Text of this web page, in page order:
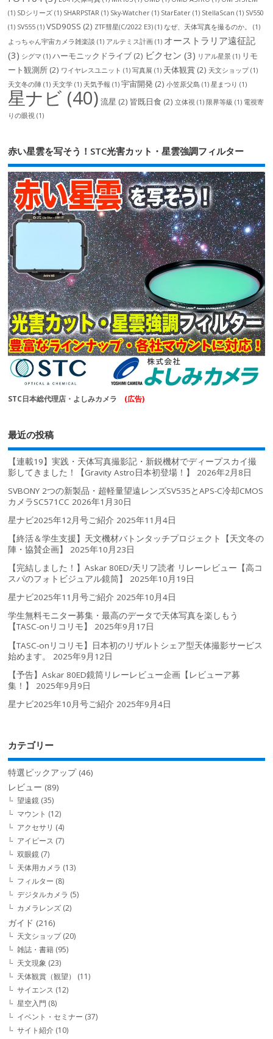
(1) SDシリーズ (1) SHARPSTAR (1) Sky-Watcher (1) StarEater (1) StellaScan (1) SV550
(1) SV555 (1) VSD90SS (2) ZTF彗星(C/2022 E3) (1) なぜ、天体写真を撮るのか。
(1)
よっちゃん宇宙カメラ雑楽談 (1) アルテミス計画 (1) オーストラリア遠征記
(3) シグマ (1) ハーモニックドライブ (2) ビクセン (3) リアル星景 (1) リモ
ート観測所 (2) ワイヤレスユニット (1) 写真展 (1) 天体観賞 (2) 天文ショップ(1)
天文冬の陣 (1) 天文学 (1) 天気予報 (1) 宇宙開発 (2) 小笠原父島 (1) 星まつり (1)
星ナビ (40) 流星 (2) 皆既日食 (2) 立体視 (1) 限界等級 (1) 電視寄
りの眼視 (1)
赤い星雲を写そう！STC光害カット・星雲強調フィルター
STC日本総代理店・よしみカメラ (広告)
最近の投稿
【連載19】実践・天体写真撮影記・新鋭機材でディープスカイ撮
影してきました！【Gravity Astro日本初登場！】
2026年2月8日
SVBONY 2つの新製品・超軽量望遠レンズSV535とAPS-C冷却CMOS
カメラSC571CC 2026年1月30日
星ナビ2025年12月号ご紹介 2025年11月4日
【終活＆学生支援】天文機材バトンタッチプロジェクト【天文冬の
陣・協賛企画】
2025年10月23日
【完結しました！】Askar 80ED/天リフ読者 リレーレビュー【高コ
スパのフォトビジュアル鏡筒】
2025年10月19日
星ナビ2025年11月号ご紹介 2025年10月4日
学生無料モニター募集・最高のデータで天体写真を楽しもう
【TASC-onリコリモ】
2025年9月17日
【TASC-onリコリモ】日本初のリザルトシェア型天体撮影サービス
始めます。
2025年9月12日
【予告】Askar 80ED鏡筒リレーレビュー企画【レビューア募
集！】
2025年9月9日
星ナビ2025年10月号ご紹介 2025年9月4日
カテゴリー
特選ピックアップ(46)
レビュー (89)
望遠鏡 (35)
マウント (12)
アクセサリ (4)
アイピース (7)
双眼鏡 (7)
天体用カメラ (13)
フィルター (8)
デジタルカメラ (5)
カメラレンズ (2)
ガイド (216)
天文ショップ(20)
雑誌・書籍 (95)
天文現象 (23)
天体観賞（観望）
(11)
サイエンス (12)
星空入門 (8)
イベント・セミナー (37)
サイト紹介 (10)